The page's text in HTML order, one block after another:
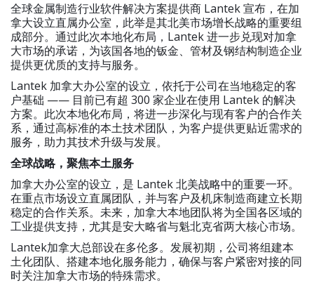
全球金属制造行业软件解决方案提供商 Lantek 宣布，在加
拿大设立直属办公室，此举是其北美市场增长战略的重要组
成部分。通过此次本地化布局，Lantek 进一步兑现对加拿
大市场的承诺，为该国各地的钣金、管材及钢结构制造企业
提供更优质的支持与服务。
Lantek 加拿大办公室的设立，依托于公司在当地稳定的客
户基础 —— 目前已有超 300 家企业在使用 Lantek 的解决
方案。此次本地化布局，将进一步深化与现有客户的合作关
系，通过高标准的本土技术团队，为客户提供更贴近需求的
服务，助力其技术升级与发展。
全球战略，聚焦本土服务
加拿大办公室的设立，是 Lantek 北美战略中的重要一环。
在重点市场设立直属团队，并与客户及机床制造商建立长期
稳定的合作关系。未来，加拿大本地团队将为全国各区域的
工业提供支持，尤其是安大略省与魁北克省两大核心市场。
Lantek加拿大总部设在多伦多。发展初期，公司将组建本
土化团队、搭建本地化服务能力，确保与客户紧密对接的同
时关注加拿大市场的特殊需求。